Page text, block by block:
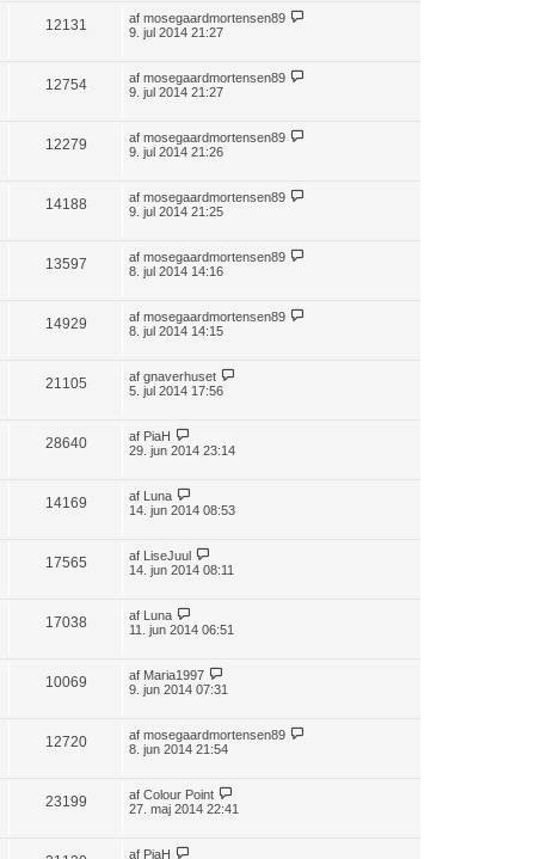
12131 af mosegaardmortensen89
9. jul 2014 21:27
12754 af mosegaardmortensen89
9. jul 2014 21:27
12279 af mosegaardmortensen89
9. jul 2014 21:26
14188 af mosegaardmortensen89
9. jul 2014 21:25
13597 af mosegaardmortensen89
8. jul 2014 14:16
14929 af mosegaardmortensen89
8. jul 2014 14:15
21105 af gnaverhuset
5. jul 2014 17:56
28640 af PiaH
29. jun 2014 23:14
14169 af Luna
14. jun 2014 08:53
17565 af LiseJuul
14. jun 2014 08:11
17038 af Luna
11. jun 2014 06:51
10069 af Maria1997
9. jun 2014 07:31
12720 af mosegaardmortensen89
8. jun 2014 21:54
23199 af Colour Point
27. maj 2014 22:41
af PiaH